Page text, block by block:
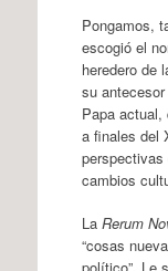
Pongamos,
escogió el
heredero de
su antecesor
Papa
a finales del
cambios
La Rerum
“cosas